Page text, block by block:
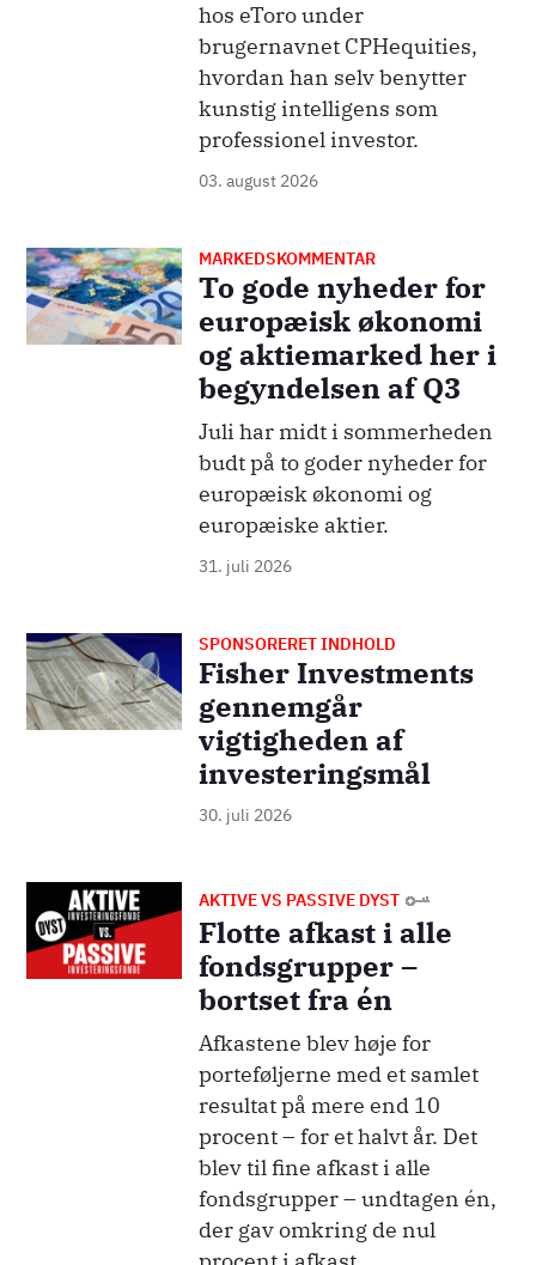
hos eToro under
brugernavnet CPHequities,
hvordan han selv benytter
kunstig intelligens som
professionel investor.
03. august 2026
Billede MARKEDSKOMMENTAR
To gode nyheder for
europæisk økonomi
og aktiemarked her i
begyndelsen af Q3
Juli har midt i sommerheden
budt på to goder nyheder for
europæisk økonomi og
europæiske aktier.
31. juli 2026
Billede SPONSORERET INDHOLD
Fisher Investments
gennemgår
vigtigheden af
investeringsmål
30. juli 2026
Billede AKTIVE VS PASSIVE DYST
Flotte afkast i alle
fondsgrupper –
bortset fra én
Afkastene blev høje for
porteføljerne med et samlet
resultat på mere end 10
procent – for et halvt år. Det
blev til fine afkast i alle
fondsgrupper – undtagen én,
der gav omkring de nul